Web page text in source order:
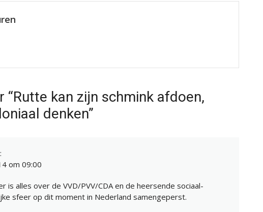
“Rutte kan zijn schmink afdoen,
denken”
om 09:00
is alles over de VVD/PVV/CDA en de heersende sociaal-
sfeer op dit moment in Nederland samengeperst.